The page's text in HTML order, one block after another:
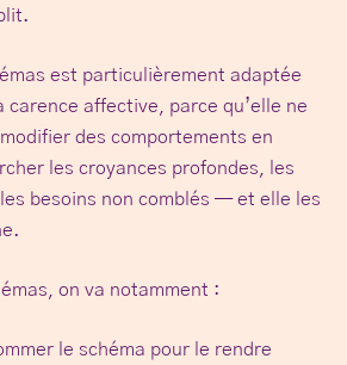
est particulièrement adaptée
affective, parce qu’elle ne
des comportements en
les croyances profondes, les
besoins non comblés — et elle les
on va notamment :
le schéma pour le rendre